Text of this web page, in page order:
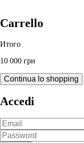
Carrello
Итого
10 000 грн
Continua lo shopping
Accedi